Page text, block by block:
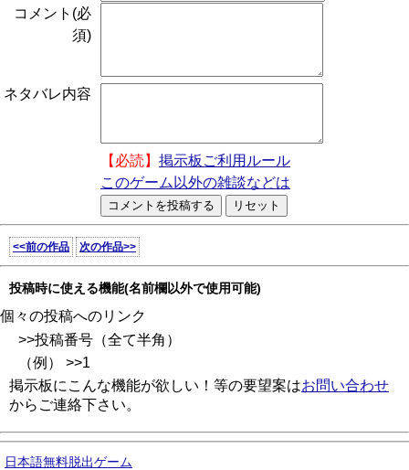
コメント(必
須)
ネタバレ内容
【必読】 掲示板ご利用ルール
このゲーム以外の雑談などは
<<前の作品 次の作品>>
投稿時に使える機能(名前欄以外で使用可能)
個々の投稿へのリンク
>>投稿番号（全て半角）
（例） >>1
掲示板にこんな機能が欲しい！等の要望案はお問い合わせ
からご連絡下さい。
日本語無料脱出ゲーム